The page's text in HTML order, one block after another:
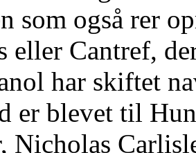
som også rer
eller Cantref,
har skiftet
er blevet til
Nicholas